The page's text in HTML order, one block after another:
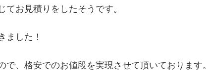
お見積りをしたそうです。
ました！
、格安でのお値段を実現させて頂いております。